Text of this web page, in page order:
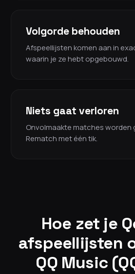
Volgorde behouden
Afspeellijsten komen aan in
waarin je ze hebt opgebouwd.
Niets gaat verloren
Onvolmaakte matches worden
Rematch met één tik.
Hoe zet je
afspeellijsten
QQ Music